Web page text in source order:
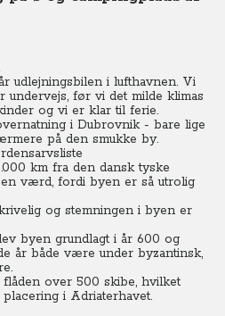
udlejningsbilen i lufthavnen. Vi
før vi det milde klimas
og vi er klar til ferie.
i Dubrovnik - bare lige
på den smukke by.
km fra den dansk tyske
værd, fordi byen er så utrolig
og stemningen i byen er
byen grundlagt i år 600 og
år både være under byzantinsk,
over 500 skibe, hvilket
i Adriaterhavet.